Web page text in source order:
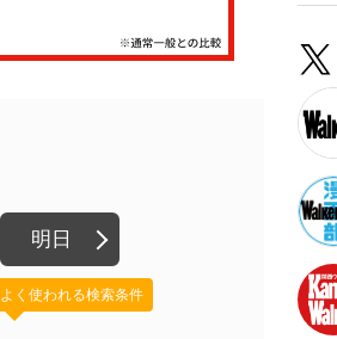
明日
よく使われる検索条件